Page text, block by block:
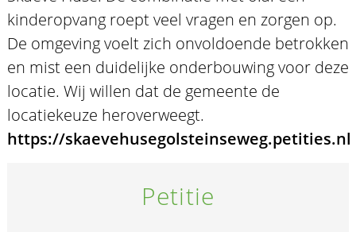
kinderopvang roept veel vragen en zorgen op.
De omgeving voelt zich onvoldoende betrokken
en mist een duidelijke onderbouwing voor deze
locatie. Wij willen dat de gemeente de
locatiekeuze heroverweegt.
https://skaevehusegolsteinseweg.petities.nl
Petitie